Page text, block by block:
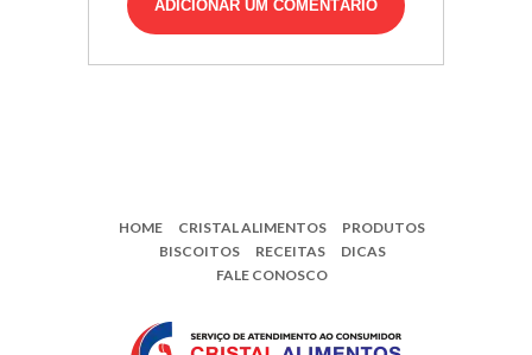
HOME CRISTAL ALIMENTOS
PRODUTOS
BISCOITOS
RECEITAS
DICAS
FALE CONOSCO